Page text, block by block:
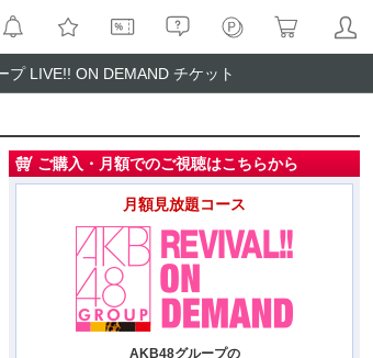
プ LIVE!! ON DEMAND チケット
ご購入・月額でのご視聴はこちらから
月額見放題コース
AKB48グループの